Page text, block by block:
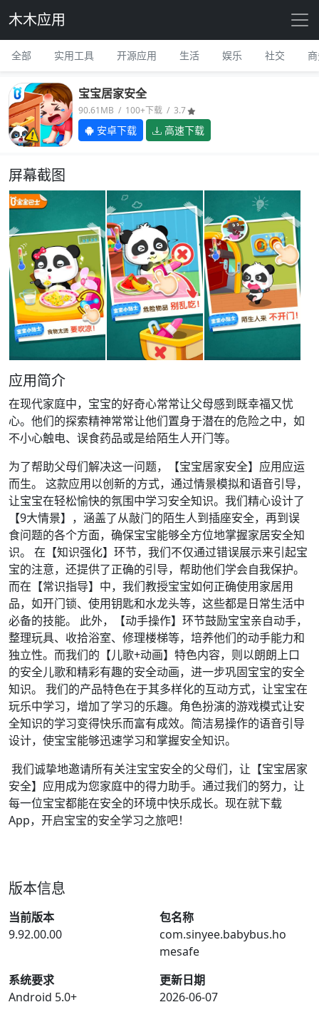
木木应用
全部 实用工具 开源应用 生活 娱乐 社交
宝宝居家安全
90.61MB / 100+下载 / 3.7
安卓下载 高速下载
屏幕截图
应用简介
在现代家庭中，宝宝的好奇心常常让父母感到既幸福又忧
心。他们的探索精神常常让他们置身于潜在的危险之中，如
不小心触电、误食药品或是给陌生人开门等。
为了帮助父母们解决这一问题，【宝宝居家安全】应用应运
而生。 这款应用以创新的方式，通过情景模拟和语音引导，
让宝宝在轻松愉快的氛围中学习安全知识。我们精心设计了
【9大情景】，涵盖了从敲门的陌生人到插座安全，再到误
食问题的各个方面，确保宝宝能够全方位地掌握家居安全知
识。 在【知识强化】环节，我们不仅通过错误展示来引起宝
宝的注意，还提供了正确的引导，帮助他们学会自我保护。
而在【常识指导】中，我们教授宝宝如何正确使用家居用
品，如开门锁、使用钥匙和水龙头等，这些都是日常生活中
必备的技能。 此外，【动手操作】环节鼓励宝宝亲自动手，
整理玩具、收拾浴室、修理楼梯等，培养他们的动手能力和
独立性。而我们的【儿歌+动画】特色内容，则以朗朗上口
的安全儿歌和精彩有趣的安全动画，进一步巩固宝宝的安全
知识。 我们的产品特色在于其多样化的互动方式，让宝宝在
玩乐中学习，增加了学习的乐趣。角色扮演的游戏模式让安
全知识的学习变得快乐而富有成效。简洁易操作的语音引导
设计，使宝宝能够迅速学习和掌握安全知识。
我们诚挚地邀请所有关注宝宝安全的父母们，让【宝宝居家
安全】应用成为您家庭中的得力助手。通过我们的努力，让
每一位宝宝都能在安全的环境中快乐成长。现在就下载
App，开启宝宝的安全学习之旅吧！
版本信息
当前版本
9.92.00.00
包名称
com.sinyee.babybus.ho
mesafe
系统要求
Android 5.0+
更新日期
2026-06-07